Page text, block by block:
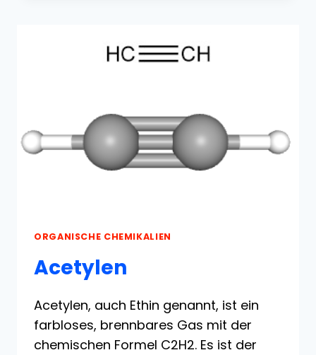
ORGANISCHE CHEMIKALIEN
Acetylen
Acetylen, auch Ethin genannt, ist ein
farbloses, brennbares Gas mit der
chemischen Formel C2H2. Es ist der